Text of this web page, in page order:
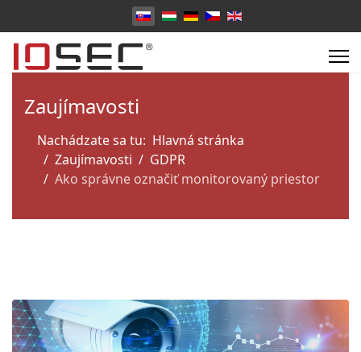
Vyberte váš jazyk
Zaujímavosti
Nachádzate sa tu: Hlavná stránka
Zaujímavosti
GDPR
Ako správne označiť monitorovaný priestor